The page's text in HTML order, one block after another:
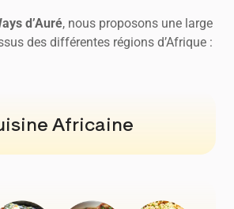
d’Auré, nous proposons une large
des différentes régions d’Afrique :
Africaine